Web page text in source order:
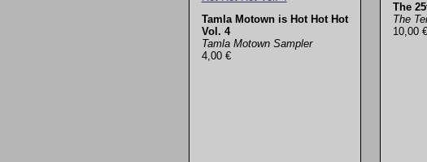
Tamla Motown is Hot Hot Hot
Vol. 4
Tamla Motown Sampler
4,00 €
The
The
10,00 €